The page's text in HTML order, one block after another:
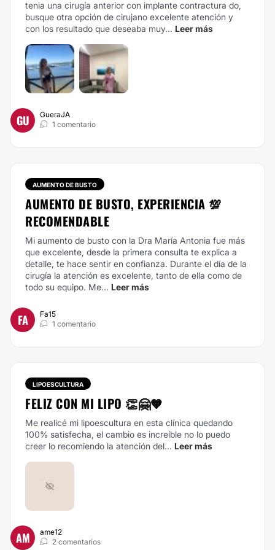
tenia una cirugía anterior con implante contractura do,
busque otra opción de cirujano excelente atención y
con los resultado que deseaba muy... Leer más
GU
GueraJA
1 comentario
AUMENTO DE BUSTO
AUMENTO DE BUSTO, EXPERIENCIA 💯
RECOMENDABLE
Mi aumento de busto con la Dra María Antonia fue más
que excelente, desde la primera consulta te explica a
detalle, te hace sentir en confianza. Durante el día de la
cirugía la atención es excelente, tanto de ella como de
todo su equipo. Me... Leer más
FA
Fa15
1 comentario
LIPOESCULTURA
FELIZ CON MI LIPO 👏🤗🧡
Me realicé mi lipoescultura en esta clínica quedando
100% satisfecha, el cambio es increíble no lo puedo
creer lo recomiendo la atención del... Leer más
AM
ame12
2 comentarios